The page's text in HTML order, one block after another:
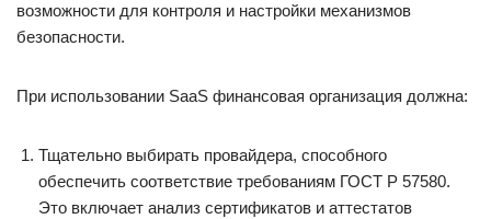
возможности для контроля и настройки механизмов
безопасности.
При использовании SaaS финансовая организация должна:
Тщательно выбирать провайдера, способного
обеспечить соответствие требованиям ГОСТ Р 57580.
Это включает анализ сертификатов и аттестатов